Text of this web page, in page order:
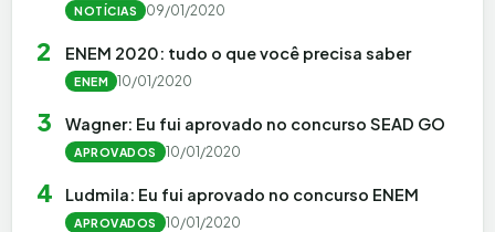
NOTÍCIAS 09/01/2020
2 ENEM 2020: tudo o que você precisa saber
ENEM 10/01/2020
3 Wagner: Eu fui aprovado no concurso SEAD GO
APROVADOS 10/01/2020
4 Ludmila: Eu fui aprovado no concurso ENEM
APROVADOS 10/01/2020